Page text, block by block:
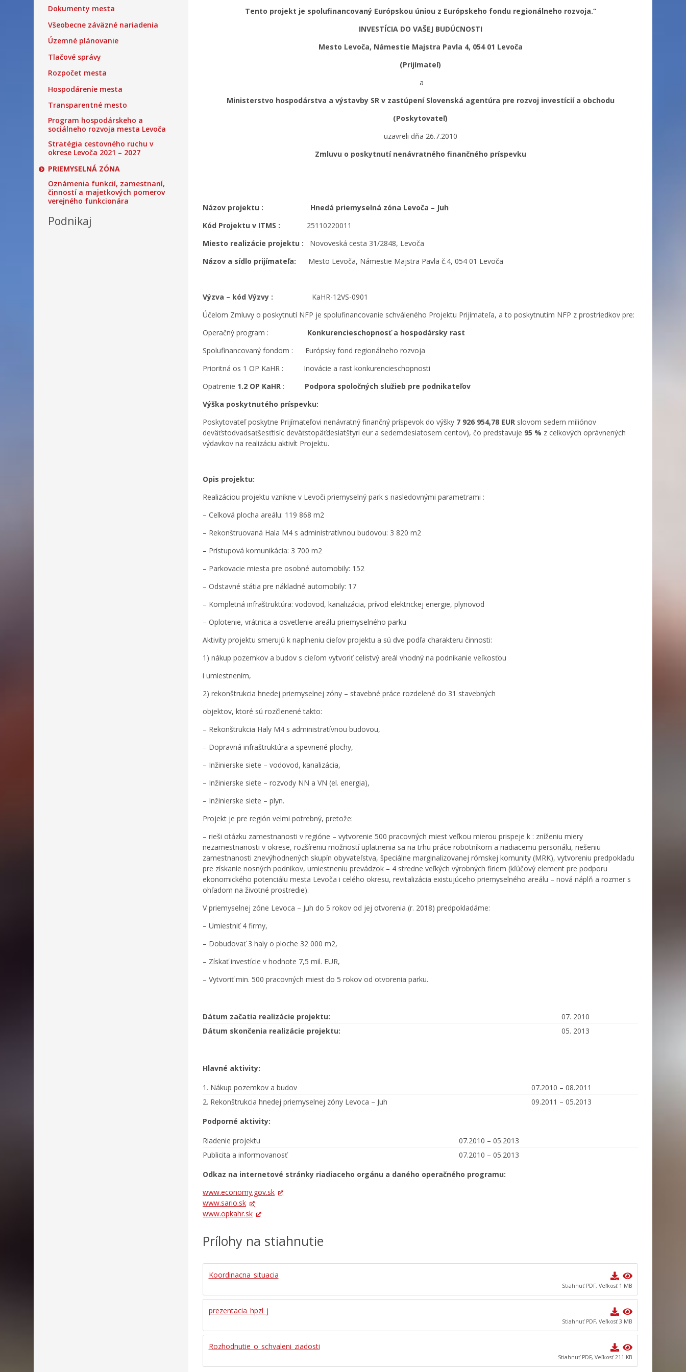
Dokumenty mesta
Všeobecne záväzné nariadenia
Územné plánovanie
Tlačové správy
Rozpočet mesta
Hospodárenie mesta
Transparentné mesto
Program hospodárskeho a
sociálneho rozvoja mesta Levoča
Stratégia cestovného ruchu v
okrese Levoča 2021 – 2027
PRIEMYSELNÁ ZÓNA
Oznámenia funkcií, zamestnaní,
činností a majetkových pomerov
verejného funkcionára
Podnikaj
Tento projekt je spolufinancovaný Európskou úniou z Európskeho fondu regionálneho rozvoja.“
INVESTÍCIA DO VAŠEJ BUDÚCNOSTI
Mesto Levoča, Námestie Majstra Pavla 4, 054 01 Levoča
(Prijímateľ)
a
Ministerstvo hospodárstva a výstavby SR v zastúpení Slovenská agentúra pre rozvoj investícií a obchodu
(Poskytovateľ)
uzavreli dňa 26.7.2010
Zmluvu o poskytnutí nenávratného finančného príspevku
Názov projektu :
Hnedá priemyselná zóna Levoča – Juh
Kód Projektu v ITMS :
25110220011
Miesto realizácie projektu :
Novoveská cesta 31/2848, Levoča
Názov a sídlo prijímateľa: Mesto Levoča, Námestie Majstra Pavla č.4, 054 01 Levoča
Výzva – kód Výzvy :
KaHR-12VS-0901
Účelom Zmluvy o poskytnutí NFP je spolufinancovanie schváleného Projektu Prijímateľa, a to poskytnutím NFP z prostriedkov pre:
Operačný program : Konkurencieschopnosť a hospodársky rast
Spolufinancovaný fondom : Európsky fond regionálneho rozvoja
Prioritná os 1 OP KaHR : Inovácie a rast konkurencieschopnosti
Opatrenie 1.2 OP KaHR : Podpora spoločných služieb pre podnikateľov
Výška poskytnutého príspevku:
Poskytovateľ poskytne Prijímateľovi nenávratný finančný príspevok do výšky 7 926 954,78 EUR slovom sedem miliónov
deväťstodvadsaťšesťtisíc deväťstopäťdesiatštyri eur a sedemdesiatosem centov), čo predstavuje 95 % z celkových oprávnených
výdavkov na realizáciu aktivít Projektu.
Opis projektu:
Realizáciou projektu vznikne v Levoči priemyselný park s nasledovnými parametrami :
– Celková plocha areálu: 119 868 m2
– Rekonštruovaná Hala M4 s administratívnou budovou: 3 820 m2
– Prístupová komunikácia: 3 700 m2
– Parkovacie miesta pre osobné automobily: 152
– Odstavné státia pre nákladné automobily: 17
– Kompletná infraštruktúra: vodovod, kanalizácia, prívod elektrickej energie, plynovod
– Oplotenie, vrátnica a osvetlenie areálu priemyselného parku
Aktivity projektu smerujú k naplneniu cieľov projektu a sú dve podľa charakteru činnosti:
1) nákup pozemkov a budov s cieľom vytvoriť celistvý areál vhodný na podnikanie veľkosťou
i umiestnením,
2) rekonštrukcia hnedej priemyselnej zóny – stavebné práce rozdelené do 31 stavebných
objektov, ktoré sú rozčlenené takto:
– Rekonštrukcia Haly M4 s administratívnou budovou,
– Dopravná infraštruktúra a spevnené plochy,
– Inžinierske siete – vodovod, kanalizácia,
– Inžinierske siete – rozvody NN a VN (el. energia),
– Inžinierske siete – plyn.
Projekt je pre región velmi potrebný, pretože:
– rieši otázku zamestnanosti v regióne – vytvorenie 500 pracovných miest veľkou mierou prispeje k : zníženiu miery
nezamestnanosti v okrese, rozšíreniu možností uplatnenia sa na trhu práce robotníkom a riadiacemu personálu, riešeniu
zamestnanosti znevýhodnených skupín obyvateľstva, špeciálne marginalizovanej rómskej komunity (MRK), vytvoreniu predpokladu
pre získanie nosných podnikov, umiestneniu prevádzok – 4 stredne veľkých výrobných firiem (kľúčový element pre podporu
ekonomického potenciálu mesta Levoča i celého okresu, revitalizácia existujúceho priemyselného areálu – nová náplň a rozmer s
ohľadom na životné prostredie).
V priemyselnej zóne Levoca – Juh do 5 rokov od jej otvorenia (r. 2018) predpokladáme:
– Umiestniť 4 firmy,
– Dobudovať 3 haly o ploche 32 000 m2,
– Získať investície v hodnote 7,5 mil. EUR,
– Vytvoriť min. 500 pracovných miest do 5 rokov od otvorenia parku.
Dátum začatia realizácie projektu:
07. 2010
Dátum skončenia realizácie projektu:
05. 2013
Hlavné aktivity:
1. Nákup pozemkov a budov
07.2010 – 08.2011
2. Rekonštrukcia hnedej priemyselnej zóny Levoca – Juh
09.2011 – 05.2013
Podporné aktivity:
Riadenie projektu
07.2010 – 05.2013
Publicita a informovanosť
07.2010 – 05.2013
Odkaz na internetové stránky riadiaceho orgánu a daného operačného programu:
www.economy.gov.sk
www.sario.sk
www.opkahr.sk
Prílohy na stiahnutie
Koordinacna_situacia
Stiahnuť PDF, Veľkosť 1 MB
prezentacia_hpzl_j
Stiahnuť PDF, Veľkosť 3 MB
Rozhodnutie_o_schvaleni_ziadosti
Stiahnuť PDF, Veľkosť 211 KB